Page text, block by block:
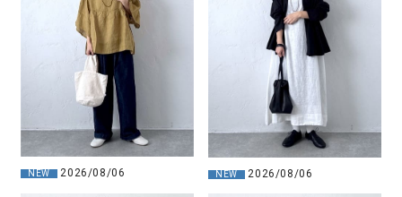
NEW 2026/08/06 NEW 2026/08/06